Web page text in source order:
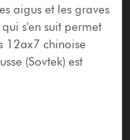
aigus et les graves
s'en suit permet
12ax7 chinoise
(Sovtek) est